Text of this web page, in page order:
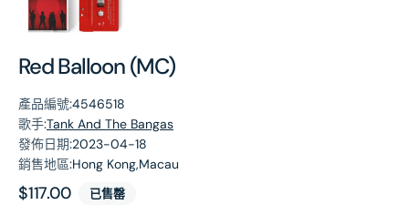
Red Balloon (MC)
產品編號:4546518
歌手:Tank And The Bangas
發佈日期:2023-04-18
銷售地區:Hong Kong,Macau
原
$117.00 已售罄